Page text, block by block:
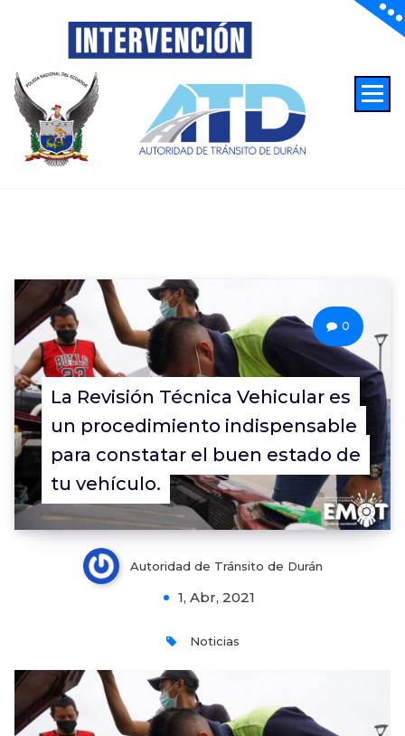
La Revisión Técnica Vehicular es
un procedimiento indispensable
para constatar el buen estado de
tu vehículo.
0
Autoridad de Tránsito de Durán
1, Abr, 2021
Noticias